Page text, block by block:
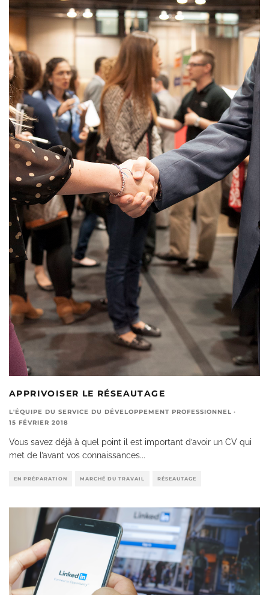
APPRIVOISER LE RÉSEAUTAGE
L'ÉQUIPE DU SERVICE DU DÉVELOPPEMENT PROFESSIONNEL ·
15 FÉVRIER 2018
Vous savez déjà à quel point il est important d’avoir un CV qui
met de l’avant vos connaissances...
EN PRÉPARATION MARCHÉ DU TRAVAIL RÉSEAUTAGE